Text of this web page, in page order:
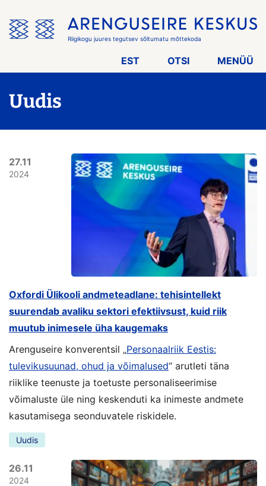
menüü
vahele
Riigikogu juures tegutsev sõltumatu mõttekoda
EST OTSI MENÜÜ
Uudis
27.11
2024
Oxfordi Ülikooli andmeteadlane: tehisintellekt
suurendab avaliku sektori efektiivsust, kuid riik
muutub inimesele üha kaugemaks
Arenguseire konverentsil „Personaalriik Eestis:
tulevikusuunad, ohud ja võimalused“ arutleti täna
riiklike teenuste ja toetuste personaliseerimise
võimaluste üle ning keskenduti ka inimeste andmete
kasutamisega seonduvatele riskidele.
Uudis
26.11
2024